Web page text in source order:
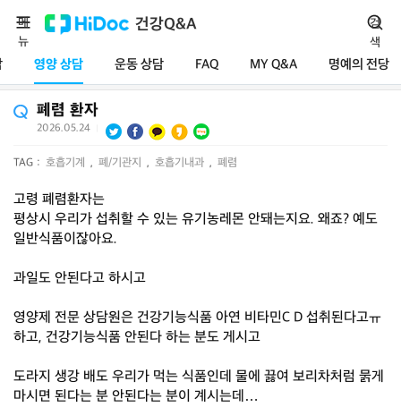
건강Q&A
영양 상담 운동 상담 FAQ MY Q&A 명예의 전당
메
뉴
검
색
폐렴 환자
2026.05.24
TAG : 호흡기계 , 폐/기관지 , 호흡기내과 , 폐렴
고령 폐렴환자는
평상시 우리가 섭취할 수 있는 유기농레몬 안돼는지요. 왜죠? 예도
일반식품이잖아요.
과일도 안된다고 하시고
영양제 전문 상담원은 건강기능식품 아연 비타민C D 섭취된다고ㅠ
하고, 건강기능식품 안된다 하는 분도 게시고
도라지 생강 배도 우리가 먹는 식품인데 물에 끓여 보리차처럼 묽게
마시면 된다는 분 안된다는 분이 계시는데…